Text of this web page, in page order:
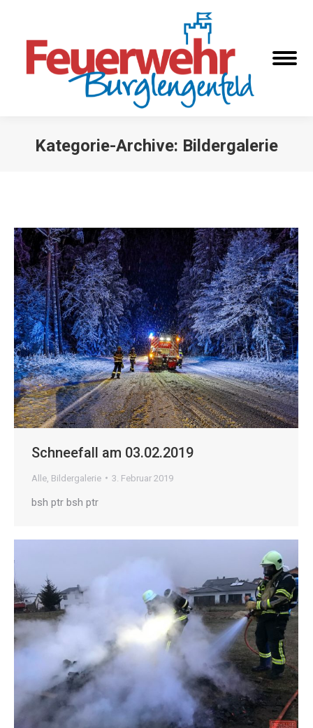
Kategorie-Archive: Bildergalerie
Schneefall am 03.02.2019
Alle Bildergalerie 3. Februar 2019
bsh ptr bsh ptr